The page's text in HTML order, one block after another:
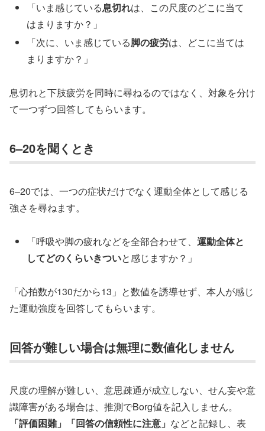
「いま感じている息切れは、この尺度のどこに当て
はまりますか？」
「次に、いま感じている脚の疲労は、どこに当ては
まりますか？」
息切れと下肢疲労を同時に尋ねるのではなく、対象を分け
て一つずつ回答してもらいます。
6–20を聞くとき
6–20では、一つの症状だけでなく運動全体として感じる
強さを尋ねます。
「呼吸や脚の疲れなどを全部合わせて、運動全体と
してどのくらいきついと感じますか？」
「心拍数が130だから13」と数値を誘導せず、本人が感じ
た運動強度を回答してもらいます。
回答が難しい場合は無理に数値化しません
尺度の理解が難しい、意思疎通が成立しない、せん妄や意
識障害がある場合は、推測でBorg値を記入しません。
「評価困難」「回答の信頼性に注意」 などと記録し、表